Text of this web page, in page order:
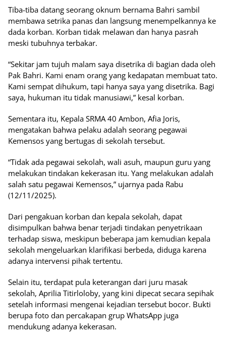
Tiba-tiba datang seorang oknum bernama Bahri sambil
membawa setrika panas dan langsung menempelkannya ke
dada korban. Korban tidak melawan dan hanya pasrah
meski tubuhnya terbakar.
“Sekitar jam tujuh malam saya disetrika di bagian dada oleh
Pak Bahri. Kami enam orang yang kedapatan membuat tato.
Kami sempat dihukum, tapi hanya saya yang disetrika. Bagi
saya, hukuman itu tidak manusiawi,” kesal korban.
Sementara itu, Kepala SRMA 40 Ambon, Afia Joris,
mengatakan bahwa pelaku adalah seorang pegawai
Kemensos yang bertugas di sekolah tersebut.
“Tidak ada pegawai sekolah, wali asuh, maupun guru yang
melakukan tindakan kekerasan itu. Yang melakukan adalah
salah satu pegawai Kemensos,” ujarnya pada Rabu
(12/11/2025).
Dari pengakuan korban dan kepala sekolah, dapat
disimpulkan bahwa benar terjadi tindakan penyetrikaan
terhadap siswa, meskipun beberapa jam kemudian kepala
sekolah mengeluarkan klarifikasi berbeda, diduga karena
adanya intervensi pihak tertentu.
Selain itu, terdapat pula keterangan dari juru masak
sekolah, Aprilia Titirloloby, yang kini dipecat secara sepihak
setelah informasi mengenai kejadian tersebut bocor. Bukti
berupa foto dan percakapan grup WhatsApp juga
mendukung adanya kekerasan.